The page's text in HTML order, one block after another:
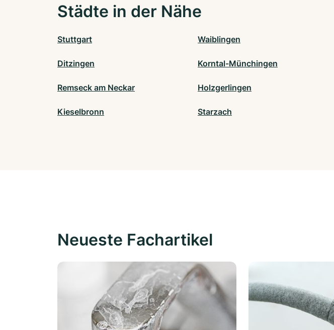
Städte in der Nähe
Stuttgart Waiblingen
Ditzingen Korntal-Münchingen
Remseck am Neckar Holzgerlingen
Kieselbronn Starzach
Neueste Fachartikel